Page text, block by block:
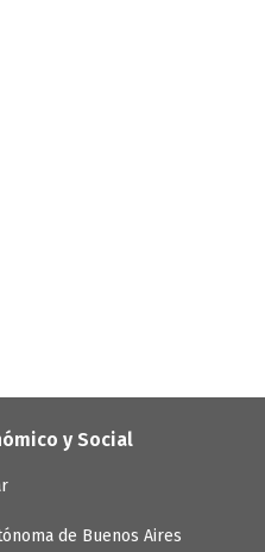
y Social
de Buenos Aires